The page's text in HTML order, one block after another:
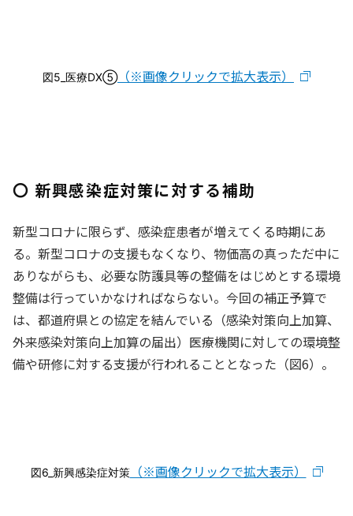
図5_医療DX⑤（※画像クリックで拡大表示）
〇 新興感染症対策に対する補助
新型コロナに限らず、感染症患者が増えてくる時期にあ
る。新型コロナの支援もなくなり、物価高の真っただ中に
ありながらも、必要な防護具等の整備をはじめとする環境
整備は行っていかなければならない。今回の補正予算で
は、都道府県との協定を結んでいる（感染対策向上加算、
外来感染対策向上加算の届出）医療機関に対しての環境整
備や研修に対する支援が行われることとなった（図6）。
図6_新興感染症対策（※画像クリックで拡大表示）